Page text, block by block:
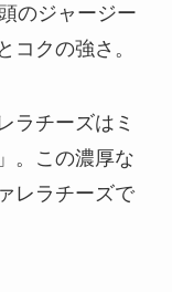
のジャージー
コクの強さ。
ラチーズはミ
。この濃厚な
レラチーズで